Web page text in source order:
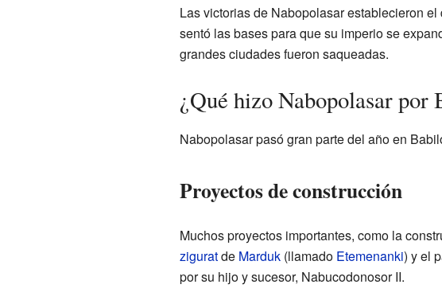
Las victorias de Nabopolasar establecieron
sentó las bases para que su imperio se
grandes ciudades fueron saqueadas.
¿Qué hizo Nabopolasar por
Nabopolasar pasó gran parte del año en
Proyectos de construcción
Muchos proyectos importantes, como la
ziguratde Marduk(llamado Etemenanki) y el
por su hijo y sucesor, Nabucodonosor II.